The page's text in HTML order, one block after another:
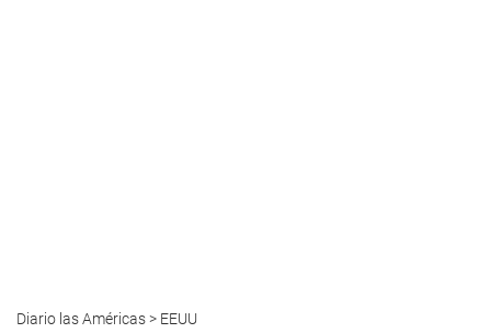
Diario las Américas> EEUU